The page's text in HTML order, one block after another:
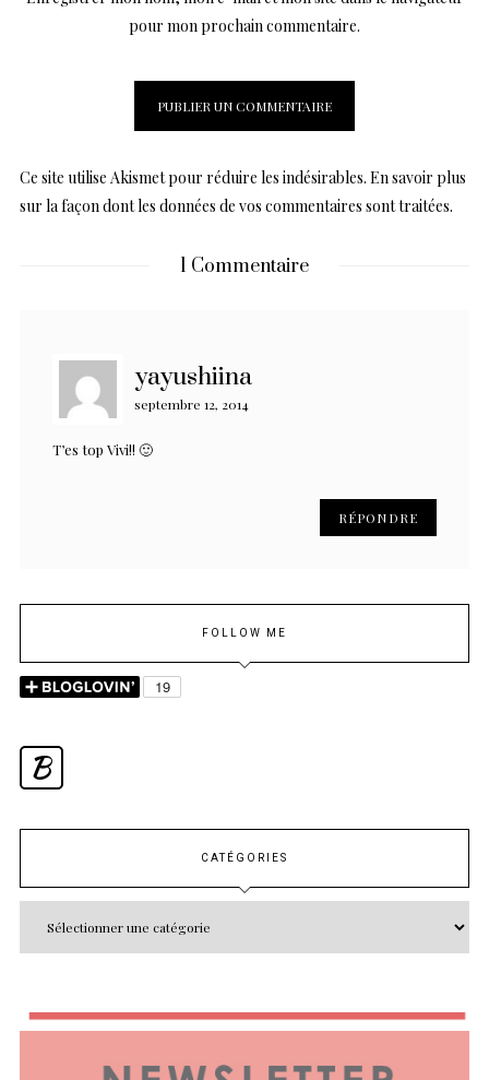
pour mon prochain commentaire.
Ce site utilise Akismet pour réduire les indésirables. En savoir plus
sur la façon dont les données de vos commentaires sont traitées.
1 Commentaire
yayushiina
septembre 12, 2014
T’es top Vivi!! 🙂
RÉPONDRE
FOLLOW ME
B
CATÉGORIES